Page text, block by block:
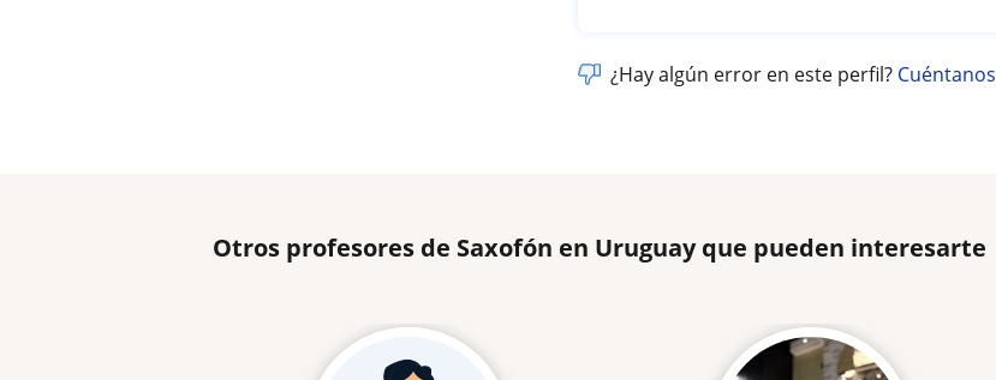
¿Hay algún error en este perfil? Cuéntanos
Otros profesores de Saxofón en Uruguay que pueden interesarte